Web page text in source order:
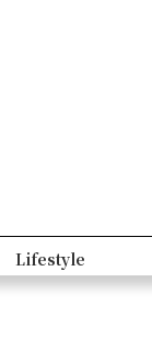
Lifestyle